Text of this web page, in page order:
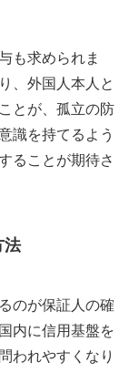
も求められま
、外国人本人と
とが、孤立の防
識を持てるよう
ることが期待さ
法
のが保証人の確
内に信用基盤を
われやすくなり